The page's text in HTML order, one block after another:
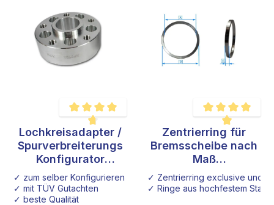
Durchschnittliche Bewertung von 4.8 von 5 Sternen
Lochkreisadapter /
Spurverbreiterungs
Konfigurator
Sonderanfertigung
✓ zum selber Konfigurieren
✓ mit TÜV Gutachten
✓ beste Qualität
Durchschnittliche
Zentrierring für
Bremsscheibe nach
Maß
Sonderanfertigung
Audi VW Seat Opel
✓ Zentrierring exclusive und
✓ Ringe aus hochfestem Stahl